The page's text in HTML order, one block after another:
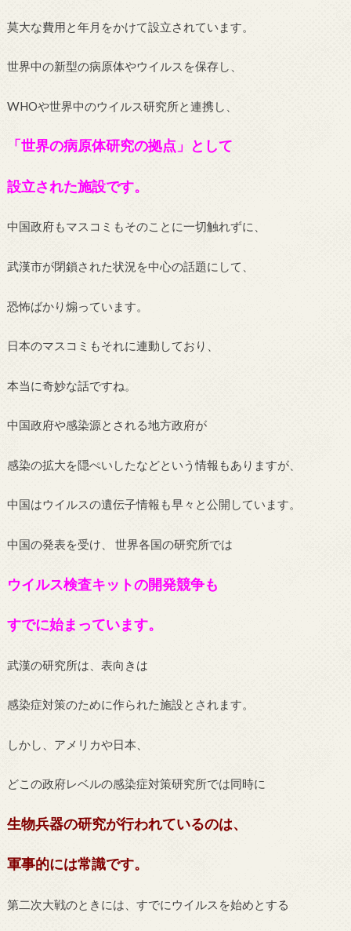
莫大な費用と年月をかけて設立されています。
世界中の新型の病原体やウイルスを保存し、
WHOや世界中のウイルス研究所と連携し、
「世界の病原体研究の拠点」として
設立された施設です。
中国政府もマスコミもそのことに一切触れずに、
武漢市が閉鎖された状況を中心の話題にして、
恐怖ばかり煽っています。
日本のマスコミもそれに連動しており、
本当に奇妙な話ですね。
中国政府や感染源とされる地方政府が
感染の拡大を隠ぺいしたなどという情報もありますが、
中国はウイルスの遺伝子情報も早々と公開しています。
中国の発表を受け、 世界各国の研究所では
ウイルス検査キットの開発競争も
すでに始まっています。
武漢の研究所は、表向きは
感染症対策のために作られた施設とされます。
しかし、アメリカや日本、
どこの政府レベルの感染症対策研究所では同時に
生物兵器の研究が行われているのは、
軍事的には常識です。
第二次大戦のときには、すでにウイルスを始めとする